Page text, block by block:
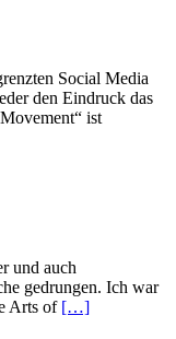
Social Media
den Eindruck das
ist
und auch
gedrungen. Ich war
Arts of […]